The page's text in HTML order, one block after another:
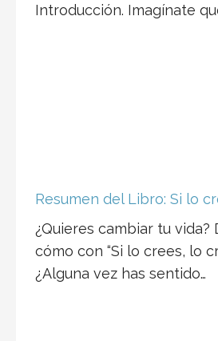
Introducción. Imagínate
Resumen del Libro: Si lo
¿Quieres cambiar tu vida?
cómo con “Si lo crees, lo
¿Alguna vez has sentido…